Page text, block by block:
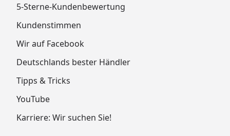
5-Sterne-Kundenbewertung
Kundenstimmen
Wir auf Facebook
Deutschlands bester Händler
Tipps & Tricks
YouTube
Karriere: Wir suchen Sie!